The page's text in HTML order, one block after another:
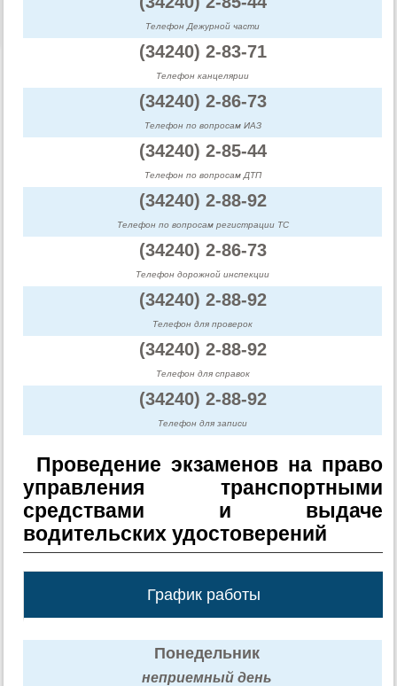
Телефон Дежурной части
(34240) 2-83-71
Телефон канцелярии
(34240) 2-86-73
Телефон по вопросам ИАЗ
(34240) 2-85-44
Телефон по вопросам ДТП
(34240) 2-88-92
Телефон по вопросам регистрации ТС
(34240) 2-86-73
Телефон дорожной инспекции
(34240) 2-88-92
Телефон для проверок
(34240) 2-88-92
Телефон для справок
(34240) 2-88-92
Телефон для записи
Проведение экзаменов на право
управления транспортными
средствами и выдаче
водительских удостоверений
График работы
Понедельник
неприемный день